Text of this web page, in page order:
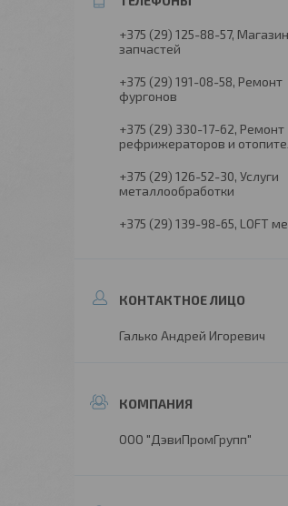
+375 (29) 125-88-57 Магазин
запчастей
+375 (29) 191-08-58 Ремонт
фургонов
+375 (29) 330-17-62 Ремонт
рефрижераторов и
+375 (29) 126-52-30 Услуги
металлообработки
+375 (29) 139-98-65 LOFT
Галько Андрей Игоревич
ООО "ДэвиПромГрупп"